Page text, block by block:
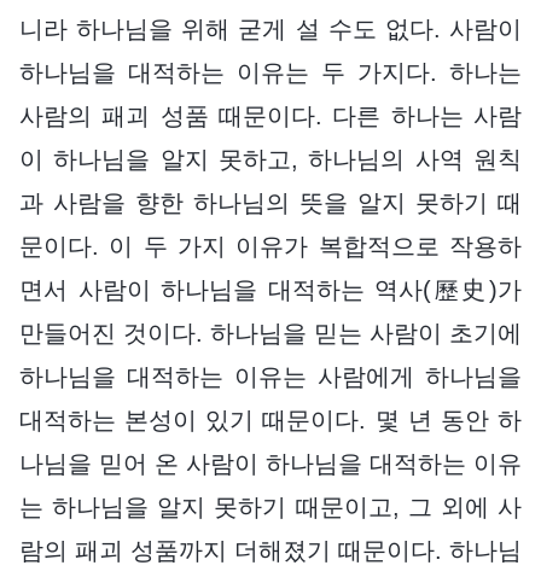
니라 하나님을 위해 굳게 설 수도 없다. 사람이
하나님을 대적하는 이유는 두 가지다. 하나는
사람의 패괴 성품 때문이다. 다른 하나는 사람
이 하나님을 알지 못하고, 하나님의 사역 원칙
과 사람을 향한 하나님의 뜻을 알지 못하기 때
문이다. 이 두 가지 이유가 복합적으로 작용하
면서 사람이 하나님을 대적하는 역사(歷史)가
만들어진 것이다. 하나님을 믿는 사람이 초기에
하나님을 대적하는 이유는 사람에게 하나님을
대적하는 본성이 있기 때문이다. 몇 년 동안 하
나님을 믿어 온 사람이 하나님을 대적하는 이유
는 하나님을 알지 못하기 때문이고, 그 외에 사
람의 패괴 성품까지 더해졌기 때문이다. 하나님